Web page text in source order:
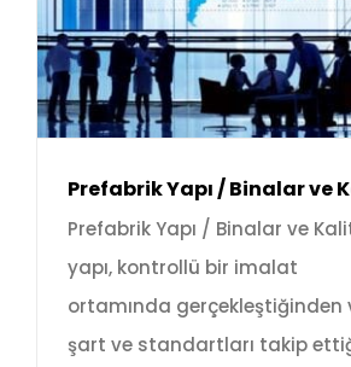
Prefabrik Yapı / Binalar ve
Prefabrik Yapı / Binalar ve
yapı, kontrollü bir imalat
ortamında gerçekleştiğinden
şart ve standartları takip